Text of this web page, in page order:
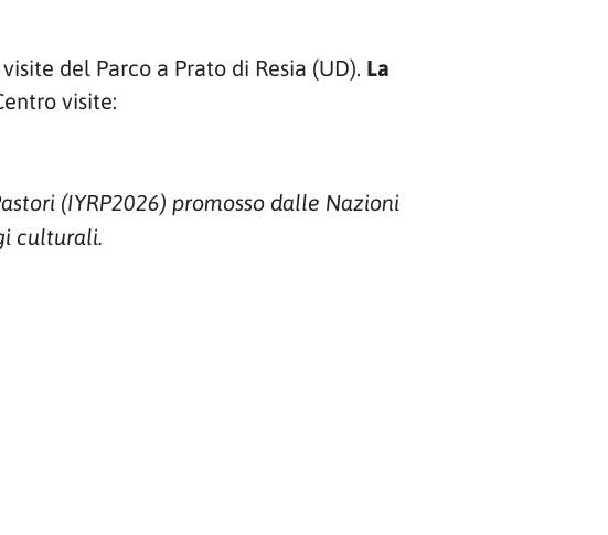
del Parco a Prato di Resia (UD). La
visite:
(IYRP2026) promosso dalle Nazioni
culturali.